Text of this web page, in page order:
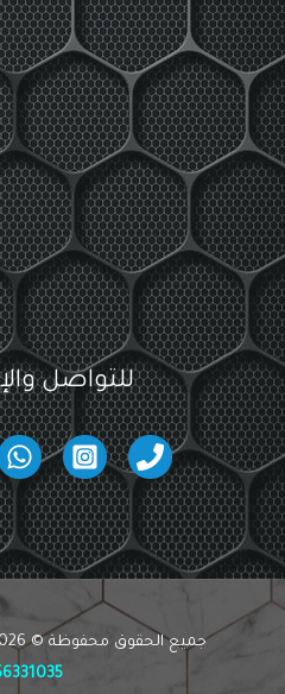
للتواصل
جميع الحقوق محفوظة © 2026 صباغ الدمام الشرقية -